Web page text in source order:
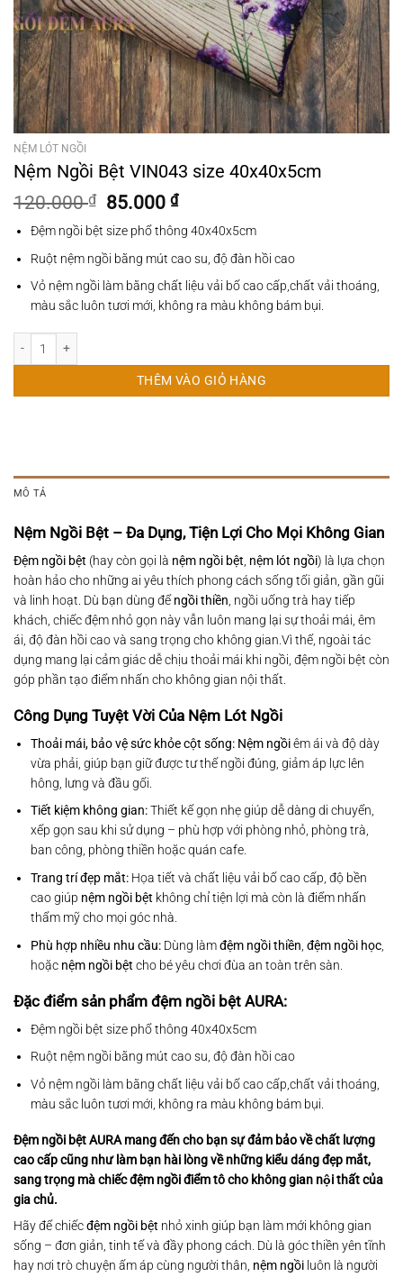
NỆM LÓT NGỒI
Nệm Ngồi Bệt VIN043 size 40x40x5cm
120.000₫
Giá
gốc
là:
120.000 ₫.
85.000₫Giá
tại
là:
85.000 ₫.
Đệm ngồi bệt size phổ thông 40x40x5cm
Ruột nệm ngồi bằng mút cao su, độ đàn hồi cao
Vỏ nệm ngồi làm bằng chất liệu vải bố cao cấp,chất vải thoáng,
màu sắc luôn tươi mới, không ra màu không bám bụi.
THÊM VÀO GIỎ HÀNG
MÔ TẢ
Nệm Ngồi Bệt – Đa Dụng, Tiện Lợi Cho Mọi Không Gian
Đệm ngồi bệt (hay còn gọi là nệm ngồi bệt nệm lót ngồi) là lựa chọn
hoàn hảo cho những ai yêu thích phong cách sống tối giản, gần gũi
và linh hoạt. Dù bạn dùng đểngồi thiền , ngồi uống trà hay tiếp
khách, chiếc đệm nhỏ gọn này vẫn luôn mang lại sự thoải mái, êm
ái, độ đàn hồi cao và sang trọng cho không gian.Vì thế, ngoài tác
dụng mang lại cảm giác dễ chịu thoải mái khi ngồi, đệm ngồi bệt còn
góp phần tạo điểm nhấn cho không gian nội thất.
Công Dụng Tuyệt Vời Của Nệm Lót Ngồi
Thoải mái, bảo vệ sức khỏe cột sống: Nệm ngồiêm ái và độ dày
vừa phải, giúp bạn giữ được tư thế ngồi đúng, giảm áp lực lên
hông, lưng và đầu gối.
Tiết kiệm không gian:Thiết kế gọn nhẹ giúp dễ dàng di chuyển,
xếp gọn sau khi sử dụng – phù hợp với phòng nhỏ, phòng trà,
ban công, phòng thiền hoặc quán cafe.
Trang trí đẹp mắt:Họa tiết và chất liệu vải bố cao cấp, độ bền
cao giúp nệm ngồi bệt không chỉ tiện lợi mà còn là điểm nhấn
thẩm mỹ cho mọi góc nhà.
Phù hợp nhiều nhu cầu:Dùng làmđệm ngồi thiền đệm ngồi học,
hoặc nệm ngồi bệt cho bé yêu chơi đùa an toàn trên sàn.
Đặc điểm sản phẩm đệm ngồi bệt AURA:
Đệm ngồi bệt size phổ thông 40x40x5cm
Ruột nệm ngồi bằng mút cao su, độ đàn hồi cao
Vỏ nệm ngồi làm bằng chất liệu vải bố cao cấp,chất vải thoáng,
màu sắc luôn tươi mới, không ra màu không bám bụi.
Đệm ngồi bệt AURA mang đến cho bạn sự đảm bảo về chất lượng
cao cấp cũng như làm bạn hài lòng về những kiểu dáng đẹp mắt,
sang trọng mà chiếc đệm ngồi điểm tô cho không gian nội thất của
gia chủ.
Hãy để chiếcđệm ngồi bệt nhỏ xinh giúp bạn làm mới không gian
sống – đơn giản, tinh tế và đầy phong cách. Dù là góc thiền yên tĩnh
hay nơi trò chuyện ấm áp cùng người thân, nệm ngồi luôn là người